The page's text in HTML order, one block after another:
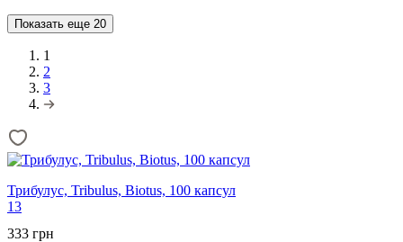
Показать еще 20
1
2
3
Трибулус, Tribulus, Biotus, 100 капсул
13
333 грн